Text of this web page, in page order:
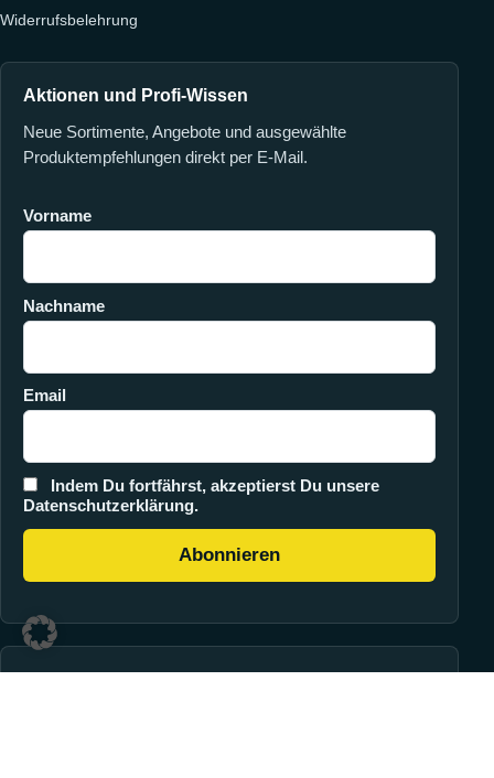
Widerrufsbelehrung
Aktionen und Profi-Wissen
Neue Sortimente, Angebote und ausgewählte
Produktempfehlungen direkt per E-Mail.
Vorname
Nachname
Email
Indem Du fortfährst, akzeptierst Du unsere
Datenschutzerklärung.